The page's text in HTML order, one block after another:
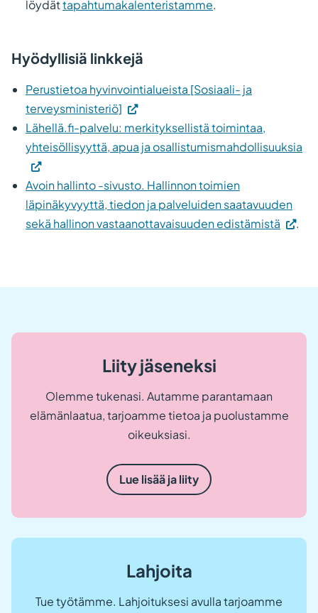
välilehteen.)
avautuu
löydättapahtumakalenteristamme.
Hyödyllisiä linkkejä
Perustietoa hyvinvointialueista [Sosiaali- ja
terveysministeriö] (Vieraile
ulkoisella
sivustolla.
avautuu
uuteen
välilehteen.)
Lähellä.fi-palvelu: merkityksellistä toimintaa,
yhteisöllisyyttä, apua ja osallistumismahdollisuuksia
Avoin hallinto -sivusto. Hallinnon toimien
läpinäkyvyyttä, tiedon ja palveluiden saatavuuden
sekä hallinon vastaanottavaisuuden edistämistä
.
Liity jäseneksi
Olemme tukenasi. Autamme parantamaan
elämänlaatua, tarjoamme tietoa ja puolustamme
oikeuksiasi.
Lue lisää ja liity
Lahjoita
Tue työtämme. Lahjoituksesi avulla tarjoamme